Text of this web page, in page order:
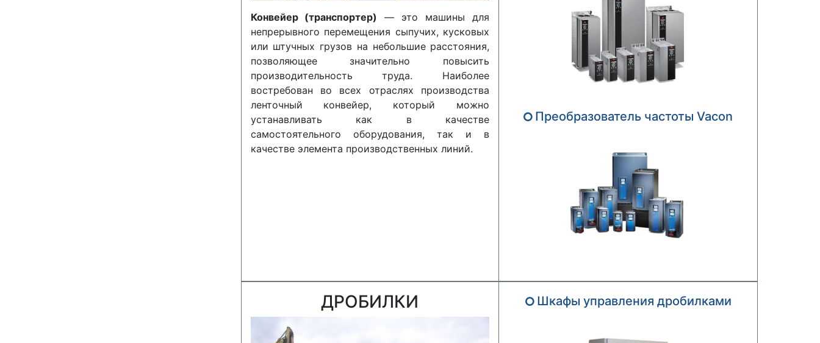
Конвейер (транспортер)
— это машины для
непрерывного перемещения сыпучих, кусковых
или штучных грузов на небольшие расстояния,
позволяющее значительно повысить
производительность труда. Наиболее
востребован во всех отраслях производства
ленточный конвейер, который можно
устанавливать как в качестве
самостоятельного оборудования, так и в
качестве элемента производственных линий.
Преобразователь частоты Vacon
ДРОБИЛКИ Шкафы управления дробилками